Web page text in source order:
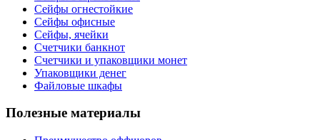
Сейфы огнестойкие
Сейфы офисные
Сейфы, ячейки
Счетчики банкнот
Счетчики и упаковщики монет
Упаковщики денег
Файловые шкафы
Полезные материалы